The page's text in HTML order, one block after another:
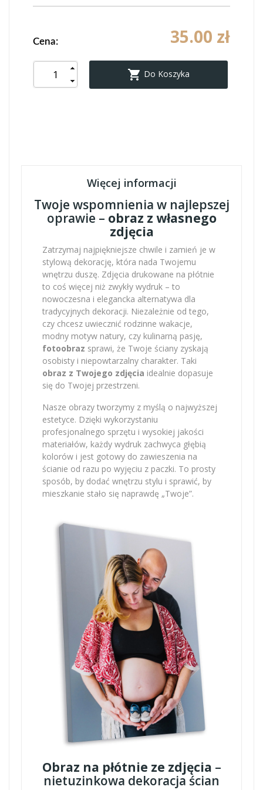
Cena: 35.00 zł
 Do Koszyka
Więcej informacji
Twoje wspomnienia w najlepszej
oprawie – obraz z własnego
zdjęcia
Zatrzymaj najpiękniejsze chwile i zamień je w
stylową dekorację, która nada Twojemu
wnętrzu duszę. Zdjęcia drukowane na płótnie
to coś więcej niż zwykły wydruk – to
nowoczesna i elegancka alternatywa dla
tradycyjnych dekoracji. Niezależnie od tego,
czy chcesz uwiecznić rodzinne wakacje,
modny motyw natury, czy kulinarną pasję,
fotoobraz sprawi, że Twoje ściany zyskają
osobisty i niepowtarzalny charakter. Taki
obraz z Twojego zdjęcia idealnie dopasuje
się do Twojej przestrzeni.
Nasze obrazy tworzymy z myślą o najwyższej
estetyce. Dzięki wykorzystaniu
profesjonalnego sprzętu i wysokiej jakości
materiałów, każdy wydruk zachwyca głębią
kolorów i jest gotowy do zawieszenia na
ścianie od razu po wyjęciu z paczki. To prosty
sposób, by dodać wnętrzu stylu i sprawić, by
mieszkanie stało się naprawdę „Twoje”.
Obraz na płótnie ze zdjęcia –
nietuzinkowa dekoracja ścian